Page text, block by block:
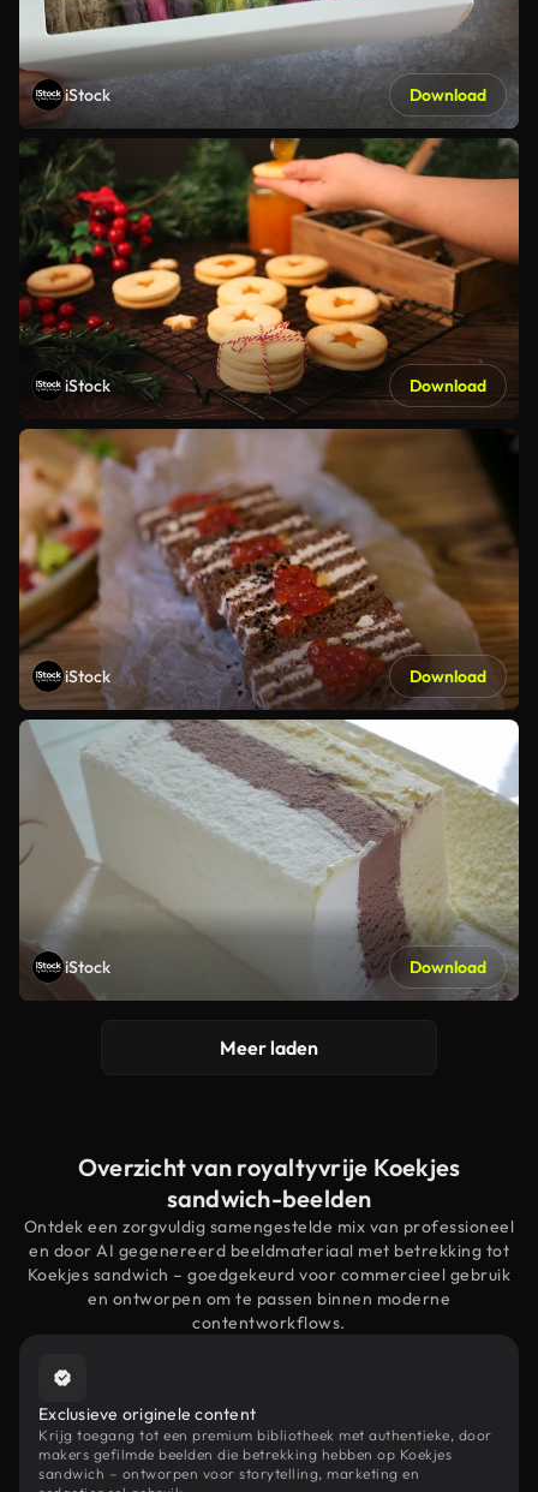
iStock Download
iStock Download
iStock Download
iStock Download
Meer laden
Overzicht van royaltyvrije Koekjes
sandwich-beelden
Ontdek een zorgvuldig samengestelde mix van professioneel
en door AI gegenereerd beeldmateriaal met betrekking tot
Koekjes sandwich – goedgekeurd voor commercieel gebruik
en ontworpen om te passen binnen moderne
contentworkflows.
Exclusieve originele content
Krijg toegang tot een premium bibliotheek met authentieke, door
makers gefilmde beelden die betrekking hebben op Koekjes
sandwich – ontworpen voor storytelling, marketing en